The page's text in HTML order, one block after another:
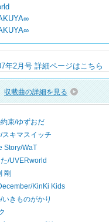
年2月号 詳細ページはこちら
収載曲の詳細を見る
束/ゆずおだ
スキマスイッチ
Story/WaT
/UVERworld
剛
KinKi Kids
いきものがかり